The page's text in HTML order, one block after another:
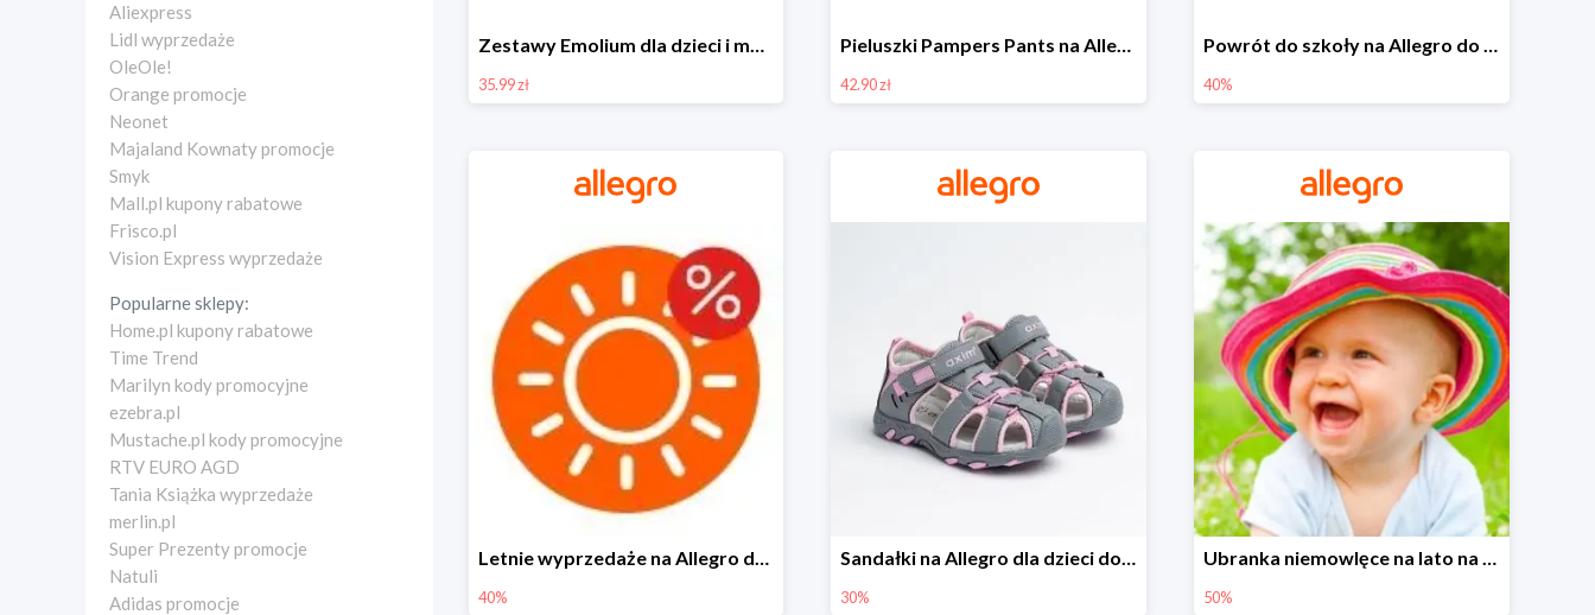
Aliexpress
Lidl wyprzedaże
OleOle!
Orange promocje
Neonet
Majaland Kownaty promocje
Smyk
Mall.pl kupony rabatowe
Frisco.pl
Vision Express wyprzedaże
Popularne sklepy:
Home.pl kupony rabatowe
Time Trend
Marilyn kody promocyjne
ezebra.pl
Mustache.pl kody promocyjne
RTV EURO AGD
Tania Książka wyprzedaże
merlin.pl
Super Prezenty promocje
Natuli
Adidas promocje
Zestawy Emolium dla dzieci i mam na Allegro od 35,99 zł
35.99 zł
Pieluszki Pampers Pants na Allegro od 42,90 zł
42.90 zł
Powrót do szkoły na Allegro do -40%
40%
Letnie wyprzedaże na Allegro do -40%
40%
Sandałki na Allegro dla dzieci do -30%
30%
Ubranka niemowlęce na lato na Allegro do -50%
50%